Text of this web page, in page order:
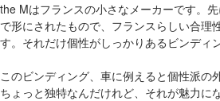
the Mはフランスの小さなメーカーです。
で形にされたもので、フランスらしい合理
す。それだけ個性がしっかりあるビンディ
このビンディング、車に例えると個性派の
ちょっと独特なんだけれど、それが魅力に